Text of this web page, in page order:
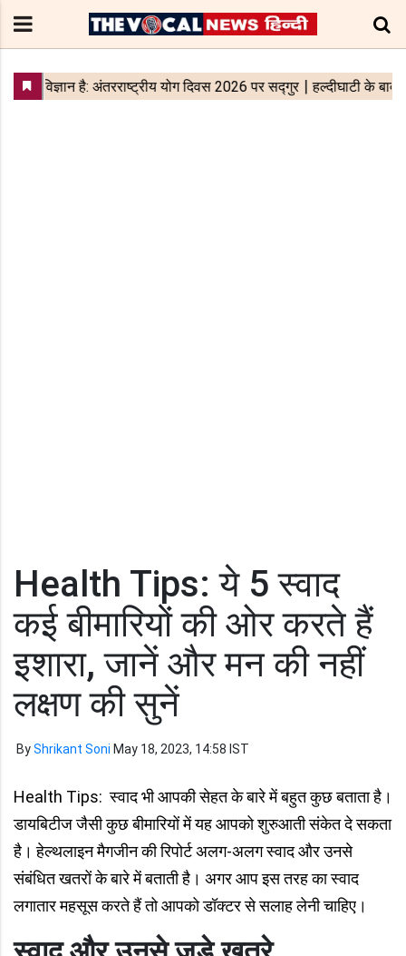
Health Tips: ये 5 स्वाद
कई बीमारियों की ओर करते हैं
इशारा, जानें और मन की नहीं
लक्षण की सुनें
ByShrikant Soni May 18, 2023, 14:58 IST
Health Tips: स्वाद भी आपकी सेहत के बारे में बहुत कुछ बताता है।
डायबिटीज जैसी कुछ बीमारियों में यह आपको शुरुआती संकेत दे सकता
है। हेल्थलाइन मैगजीन की रिपोर्ट अलग-अलग स्वाद और उनसे
संबंधित खतरों के बारे में बताती है। अगर आप इस तरह का स्वाद
लगातार महसूस करते हैं तो आपको डॉक्टर से सलाह लेनी चाहिए।